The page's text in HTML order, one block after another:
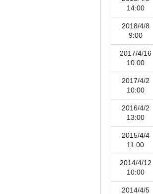
14:00
2018/4/8
9:00
2017/4/16
10:00
2017/4/2
10:00
2016/4/2
13:00
2015/4/4
11:00
2014/4/12
10:00
2014/4/5